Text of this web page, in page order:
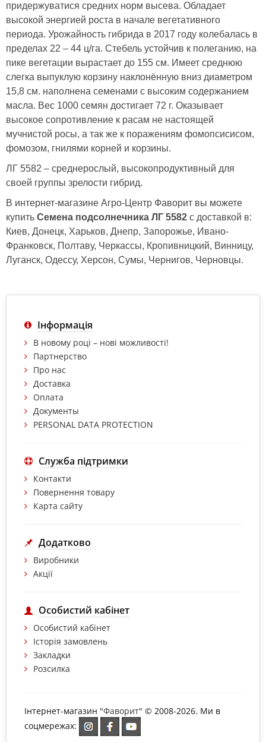
придержуватися средних норм высева. Обладает
высокой энергией роста в начале вегетативного
периода. Урожайность гибрида в 2017 году колебалась в
пределах 22 – 44 ц/га. Стебель устойчив к полеганию, на
пике вегетации вырастает до 155 см. Имеет среднюю
слегка выпуклую корзину наклонённую вниз диаметром
15,8 см. наполнена семенами с высоким содержанием
масла. Вес 1000 семян достигает 72 г. Оказывает
высокое сопротивление к расам не настоящей
мучнистой росы, а так же к поражениям фомопсисисом,
фомозом, гнилями корней и корзины.
ЛГ 5582 – среднерослый, высокопродуктивный для
своей группы зрелости гибрид.
В интернет-магазине Агро-Центр Фаворит вы можете
купить Семена подсолнечника ЛГ 5582 с доставкой в:
Киев, Донецк, Харьков, Днепр, Запорожье, Ивано-
Франковск, Полтаву, Черкассы, Кропивницкий, Винницу,
Луганск, Одессу, Херсон, Сумы, Чернигов, Черновцы.
Інформація
В новому році – нові можливості!
Партнерство
Про нас
Доставка
Оплата
Документы
PERSONAL DATA PROTECTION
Служба підтримки
Контакти
Повернення товару
Карта сайту
Додатково
Виробники
Акції
Особистий кабінет
Особистий кабінет
Історія замовлень
Закладки
Розсилка
Інтернет-магазин "Фаворит" © 2008-2026. Ми в
соцмережах: